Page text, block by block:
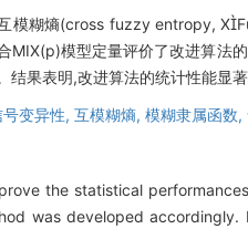
模糊熵(cross fuzzy entropy,
MIX(p)模型定量评价了改进算法
结果表明,改进算法的统计性能显
变异性, 互模糊熵, 模糊隶属函数,
the statistical
was developed